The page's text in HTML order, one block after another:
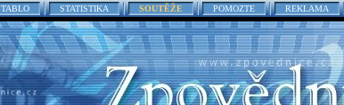
TABLO STATISTIKA SOUTĚŽE POMOZTE REKLAMA